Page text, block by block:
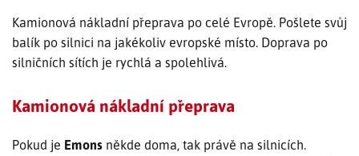
SLEDOVÁNÍ ZÁSILKY
Kamionová nákladní přeprava po celé Evropě. Pošlete svůj
balík po silnici na jakékoliv evropské místo. Doprava po
silničních sítích je rychlá a spolehlivá.
Kamionová nákladní přeprava
Pokud je Emons někde doma, tak právě na silnicích.